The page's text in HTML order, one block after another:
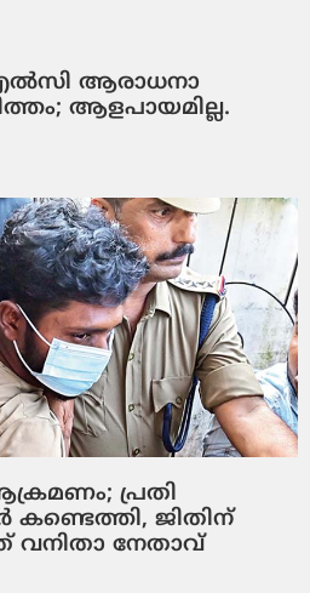
ആരാധനാ
ആളപായമില്ല.
പ്രതി
കണ്ടെത്തി, ജിതിന്
വനിതാ നേതാവ്